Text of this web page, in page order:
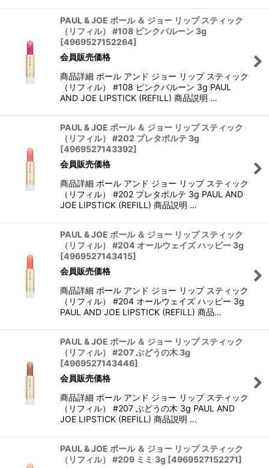
PAUL & JOE ポール ＆ ジョー リップ スティック
（リフィル） #108 ピンクバルーン 3g
[4969527152264]
会員販売価格
商品詳細 ポール アンド ジョー リップ スティック
（リフィル） #108 ピンクバルーン 3g PAUL
AND JOE LIPSTICK (REFILL) 商品説明 …
PAUL & JOE ポール ＆ ジョー リップ スティック
（リフィル） #202 プレタポルテ 3g
[4969527143392]
会員販売価格
商品詳細 ポール アンド ジョー リップ スティック
（リフィル） #202 プレタポルテ 3g PAUL AND
JOE LIPSTICK (REFILL) 商品説明 …
PAUL & JOE ポール ＆ ジョー リップ スティック
（リフィル） #204 オールウェイズ ハッピー 3g
[4969527143415]
会員販売価格
商品詳細 ポール アンド ジョー リップ スティック
（リフィル） #204 オールウェイズ ハッピー 3g
PAUL AND JOE LIPSTICK (REFILL) 商品…
PAUL & JOE ポール ＆ ジョー リップ スティック
（リフィル） #207 ぶどうの木 3g
[4969527143446]
会員販売価格
商品詳細 ポール アンド ジョー リップ スティック
（リフィル） #207 ぶどうの木 3g PAUL AND
JOE LIPSTICK (REFILL) 商品説明 …
PAUL & JOE ポール ＆ ジョー リップ スティック
（リフィル） #209 ミミ 3g [4969527152271]